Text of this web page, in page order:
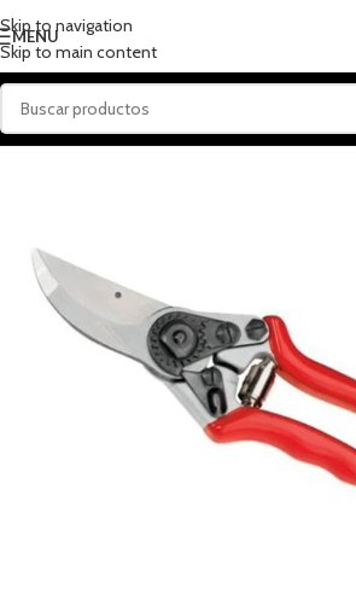
Skip to navigation
Skip to main content
MENU